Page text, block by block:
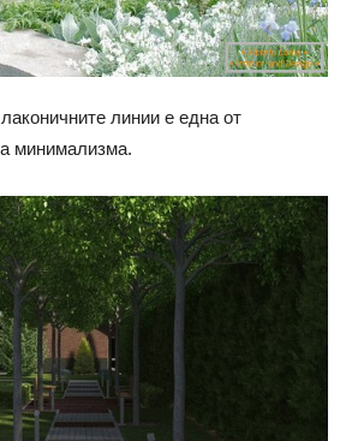
линии е една от
минимализма.